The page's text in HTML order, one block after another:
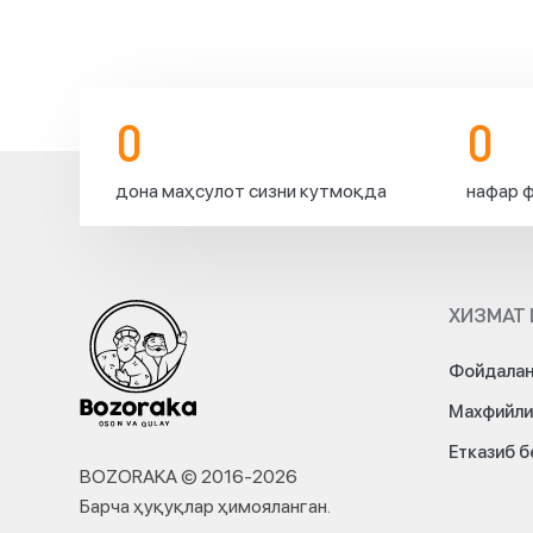
0
дона маҳсулот сизни кутмоқда
0
нафар
BOZORAKA © 2016-2026
Барча ҳуқуқлар ҳимояланган.
ХИЗМАТ
Етказиб